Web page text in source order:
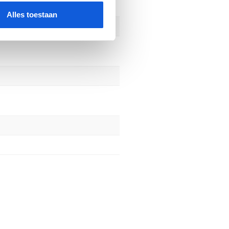
Alles toestaan